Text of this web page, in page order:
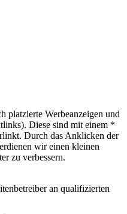
platzierte Werbeanzeigen und
Diese sind mit einem *
Durch das Anklicken der
wir einen kleinen
zu verbessern.
an qualifizierten